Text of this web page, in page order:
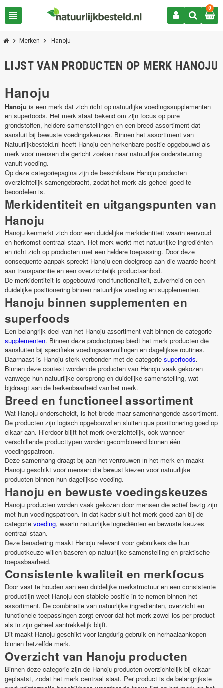
view_headline
0
chevron_right Merken chevron_right Hanoju
LIJST VAN PRODUCTEN OP MERK HANOJU
Hanoju
Hanoju is een merk dat zich richt op natuurlijke voedingssupplementen
en superfoods. Het merk staat bekend om zijn focus op pure
grondstoffen, heldere samenstellingen en een breed assortiment dat
aansluit bij bewuste voedingskeuzes. Binnen het assortiment van
Natuurlijkbesteld.nl heeft Hanoju een herkenbare positie opgebouwd als
merk voor mensen die gericht zoeken naar natuurlijke ondersteuning
vanuit voeding.
Op deze categoriepagina zijn de beschikbare Hanoju producten
overzichtelijk samengebracht, zodat het merk als geheel goed te
beoordelen is.
Merkidentiteit en uitgangspunten van
Hanoju
Hanoju kenmerkt zich door een duidelijke merkidentiteit waarin eenvoud
en herkomst centraal staan. Het merk werkt met natuurlijke ingrediënten
en richt zich op producten met een heldere toepassing. Door deze
consequente aanpak spreekt Hanoju een doelgroep aan die waarde hecht
aan transparantie en een overzichtelijk productaanbod.
De merkidentiteit is opgebouwd rond functionaliteit, zuiverheid en een
duidelijke positionering binnen natuurlijke voeding en supplementen.
Hanoju binnen supplementen en
superfoods
Een belangrijk deel van het Hanoju assortiment valt binnen de categorie
supplementen. Binnen deze productgroep biedt het merk producten die
aansluiten bij specifieke voedingsaanvullingen en dagelijkse routines.
Daarnaast is Hanoju sterk verbonden met de categorie superfoods.
Binnen deze context worden de producten van Hanoju vaak gekozen
vanwege hun natuurlijke oorsprong en duidelijke samenstelling, wat
bijdraagt aan de herkenbaarheid van het merk.
Breed en functioneel assortiment
Wat Hanoju onderscheidt, is het brede maar samenhangende assortiment.
De producten zijn logisch opgebouwd en sluiten qua positionering goed op
elkaar aan. Hierdoor blijft het merk overzichtelijk, ook wanneer
verschillende producttypen worden gecombineerd binnen één
voedingspatroon.
Deze samenhang draagt bij aan het vertrouwen in het merk en maakt
Hanoju geschikt voor mensen die bewust kiezen voor natuurlijke
producten binnen hun dagelijkse voeding.
Hanoju en bewuste voedingskeuzes
Hanoju producten worden vaak gekozen door mensen die actief bezig zijn
met hun voedingspatroon. In dat kader sluit het merk goed aan bij de
categorie voeding, waarin natuurlijke ingrediënten en bewuste keuzes
centraal staan.
Deze benadering maakt Hanoju relevant voor gebruikers die hun
productkeuze willen baseren op natuurlijke samenstelling en praktische
toepasbaarheid.
Consistente kwaliteit en merkfocus
Door vast te houden aan een duidelijke merkstructuur en een consistente
productlijn weet Hanoju een stabiele positie in te nemen binnen het
assortiment. De combinatie van natuurlijke ingrediënten, overzicht en
functionele toepassingen zorgt ervoor dat het merk zowel los per product
als in zijn geheel aantrekkelijk blijft.
Dit maakt Hanoju geschikt voor langdurig gebruik en herhaalaankopen
binnen hetzelfde merk.
Overzicht van Hanoju producten
Binnen deze categorie zijn de Hanoju producten overzichtelijk bij elkaar
geplaatst, zodat het merk centraal staat. Per product is de belangrijkste